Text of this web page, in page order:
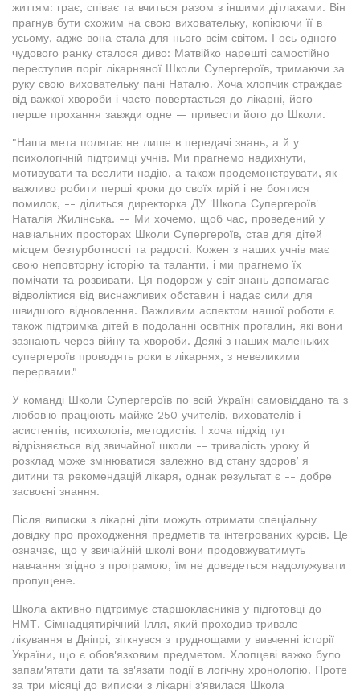
життям: грає, співає та вчиться разом з іншими дітлахами. Він
прагнув бути схожим на свою виховательку, копіюючи її в
усьому, адже вона стала для нього всім світом. І ось одного
чудового ранку сталося диво: Матвійко нарешті самостійно
переступив поріг лікарняної Школи Супергероїв, тримаючи за
руку свою виховательку пані Наталю. Хоча хлопчик страждає
від важкої хвороби і часто повертається до лікарні, його
перше прохання завжди одне — привести його до Школи.
"Наша мета полягає не лише в передачі знань, а й у
психологічній підтримці учнів. Ми прагнемо надихнути,
мотивувати та вселити надію, а також продемонструвати, як
важливо робити перші кроки до своїх мрій і не боятися
помилок, -- ділиться директорка ДУ 'Школа Супергероїв'
Наталія Жилінська. -- Ми хочемо, щоб час, проведений у
навчальних просторах Школи Супергероїв, став для дітей
місцем безтурботності та радості. Кожен з наших учнів має
свою неповторну історію та таланти, і ми прагнемо їх
помічати та розвивати. Ця подорож у світ знань допомагає
відволіктися від виснажливих обставин і надає сили для
швидшого відновлення. Важливим аспектом нашої роботи є
також підтримка дітей в подоланні освітніх прогалин, які вони
зазнають через війну та хвороби. Деякі з наших маленьких
супергероїв проводять роки в лікарнях, з невеликими
перервами."
У команді Школи Супергероїв по всій Україні самовіддано та з
любов'ю працюють майже 250 учителів, вихователів і
асистентів, психологів, методистів. І хоча підхід тут
відрізняється від звичайної школи -- тривалість уроку й
розклад може змінюватися залежно від стану здоровʼя
дитини та рекомендацій лікаря, однак результат є -- добре
засвоєні знання.
Після виписки з лікарні діти можуть отримати спеціальну
довідку про проходження предметів та інтегрованих курсів. Це
означає, що у звичайній школі вони продовжуватимуть
навчання згідно з програмою, їм не доведеться надолужувати
пропущене.
Школа активно підтримує старшокласників у підготовці до
НМТ. Сімнадцятирічний Ілля, який проходив тривале
лікування в Дніпрі, зіткнувся з труднощами у вивченні історії
України, що є обов'язковим предметом. Хлопцеві важко було
запам'ятати дати та зв'язати події в логічну хронологію. Проте
за три місяці до виписки з лікарні з'явилася Школа